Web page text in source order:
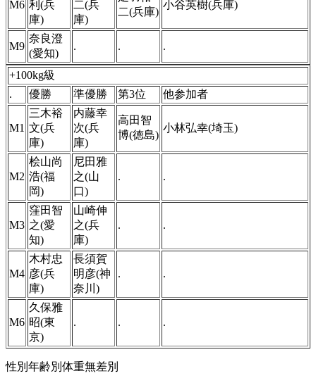
M6 利(兵
庫)
二(兵
庫)
二(兵庫)
小谷英樹(兵庫)
M9
奈良澄
(愛知)
. . .
+100kg級
.
優勝 準優勝 第3位 他参加者
M1
三木裕
文(兵
庫)
内藤幸
次(兵
庫)
高田智
博(徳島)
小林弘幸(埼玉)
M2
桧山尚
浩(福
岡)
尼田雅
之(山
口)
. .
M3
窪田智
之(愛
知)
山崎伸
之(兵
庫)
. .
M4
木村忠
彦(兵
庫)
長須賀
明彦(神
奈川)
. .
M6
久保雅
昭(東
京)
. . .
性別年齢別体重無差別